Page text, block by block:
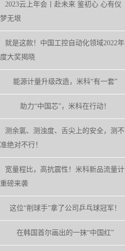
2023云上年会丨赴未来 鉴初心 心有仪
梦无垠
就是这款！中国工控自动化领域2022年
度大奖揭晓
能源计量升级改造，米科“有一套”
助力“中国芯”，米科在行动！
测余氯、测浊度、舌尖上的安全，测不
准绝对不行！
宽量程比，高抗震性！米科新品流量计
重磅来袭
这位“削球手”拿了公司乒乓球冠军！
在韩国首尔画出的一抹“中国红”